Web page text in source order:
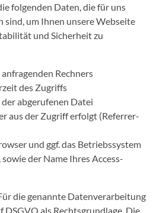
folgenden Daten, die für uns
sind, um Ihnen unsere Webseite
und Sicherheit zu
Rechners
des Zugriffs
abgerufenen Datei
aus der Zugriff erfolgt (Referrer-
und ggf. das Betriebssystem
sowie der Name Ihres Access-
die genannte Datenverarbeitung
DSGVO als Rechtsgrundlage. Die